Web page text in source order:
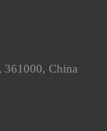
China